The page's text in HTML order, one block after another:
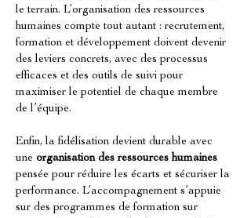
le terrain. L’organisation des ressources
humaines compte tout autant : recrutement,
formation et développement doivent devenir
des leviers concrets, avec des processus
efficaces et des outils de suivi pour
maximiser le potentiel de chaque membre
de l’équipe.
Enfin, la fidélisation devient durable avec
une organisation des ressources humaines
pensée pour réduire les écarts et sécuriser la
performance. L’accompagnement s’appuie
sur des programmes de formation sur